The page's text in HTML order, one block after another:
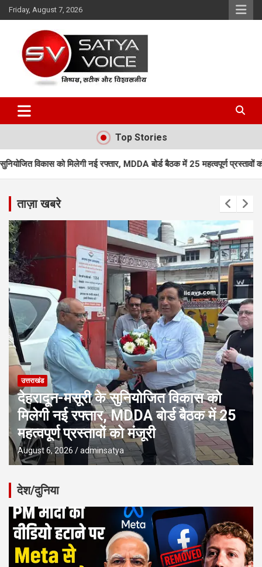
Skip
to
Friday, August 7, 2026
Satya Voice
Top Stories
नई रफ्तार, MDDA बोर्ड बैठक में 25 महत्वपूर्ण प्रस्तावों को मंजूरी
ताज़ा खबरे
उत्तराखंड
देहरादून-मसूरी के सुनियोजित विकास को
मिलेगी नई रफ्तार, MDDA बोर्ड बैठक में 25
महत्वपूर्ण प्रस्तावों को मंजूरी
August 6, 2026 adminsatya
देश/दुनिया